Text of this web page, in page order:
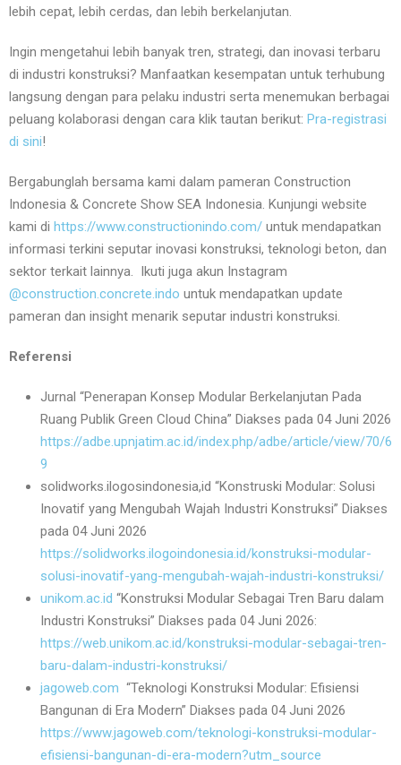
lebih cepat, lebih cerdas, dan lebih berkelanjutan.
Ingin mengetahui lebih banyak tren, strategi, dan inovasi terbaru
di industri konstruksi? Manfaatkan kesempatan untuk terhubung
langsung dengan para pelaku industri serta menemukan berbagai
peluang kolaborasi dengan cara klik tautan berikut: Pra-registrasi
di sini!
Bergabunglah bersama kami dalam pameran Construction
Indonesia & Concrete Show SEA Indonesia. Kunjungi website
kami di https://www.constructionindo.com/ untuk mendapatkan
informasi terkini seputar inovasi konstruksi, teknologi beton, dan
sektor terkait lainnya. Ikuti juga akun Instagram
@construction.concrete.indo untuk mendapatkan update
pameran dan insight menarik seputar industri konstruksi.
Referensi
Jurnal “Penerapan Konsep Modular Berkelanjutan Pada
Ruang Publik Green Cloud China” Diakses pada 04 Juni 2026
https://adbe.upnjatim.ac.id/index.php/adbe/article/view/70/6
9
solidworks.ilogosindonesia,id “Konstruski Modular: Solusi
Inovatif yang Mengubah Wajah Industri Konstruksi” Diakses
pada 04 Juni 2026
https://solidworks.ilogoindonesia.id/konstruksi-modular-
solusi-inovatif-yang-mengubah-wajah-industri-konstruksi/
unikom.ac.id “Konstruksi Modular Sebagai Tren Baru dalam
Industri Konstruksi” Diakses pada 04 Juni 2026:
https://web.unikom.ac.id/konstruksi-modular-sebagai-tren-
baru-dalam-industri-konstruksi/
jagoweb.com “Teknologi Konstruksi Modular: Efisiensi
Bangunan di Era Modern” Diakses pada 04 Juni 2026
https://www.jagoweb.com/teknologi-konstruksi-modular-
efisiensi-bangunan-di-era-modern?utm_source